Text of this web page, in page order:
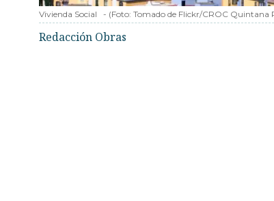
Vivienda Social - (Foto: Tomado de Flickr/CROC Quintana
Redacción Obras